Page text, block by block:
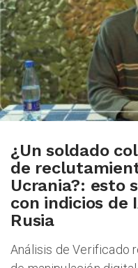
¿Un soldado
de
Ucrania?: esto
con indicios de
Rusia
Análisis de Verificado